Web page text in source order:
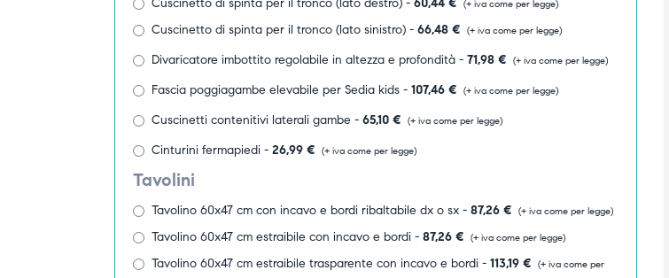
Cuscinetto di spinta per il tronco (lato destro) - 60,44 € (+ iva come per legge)
Cuscinetto di spinta per il tronco (lato sinistro) - 66,48 € (+ iva come per legge)
Divaricatore imbottito regolabile in altezza e profondità - 71,98 € (+ iva come per legge)
Fascia poggiagambe elevabile per Sedia kids - 107,46 € (+ iva come per legge)
Cuscinetti contenitivi laterali gambe - 65,10 € (+ iva come per legge)
Cinturini fermapiedi - 26,99 € (+ iva come per legge)
Tavolini
Tavolino 60x47 cm con incavo e bordi ribaltabile dx o sx - 87,26 € (+ iva come per legge)
Tavolino 60x47 cm estraibile con incavo e bordi - 87,26 € (+ iva come per legge)
Tavolino 60x47 cm estraibile trasparente con incavo e bordi - 113,19 € (+ iva come per